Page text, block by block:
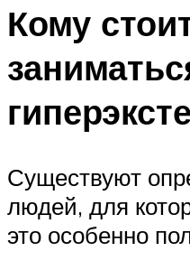
Кому
Существуют
людей, для
это особенно